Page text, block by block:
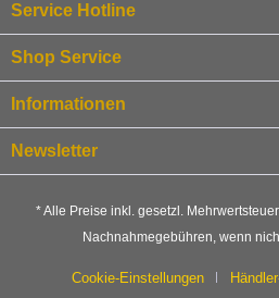
Service Hotline
Shop Service
Informationen
Newsletter
* Alle Preise inkl. gesetzl.
Nachnahmegebühren, wenn
Cookie-Einstellungen